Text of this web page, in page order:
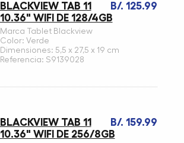
B/. 125.99
BLACKVIEW TAB 11
10.36" WIFI DE 128/4GB
Marca Tablet Blackview
Color: Verde
Dimensiones: 5,5 x 27,5 x 19 cm
Referencia: S9139028
B/. 159.99
BLACKVIEW TAB 11
10.36" WIFI DE 256/8GB